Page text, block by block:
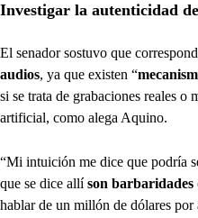
Investigar la autenticidad
El senador sostuvo que
audios, ya que existen “
si se trata de grabaciones reales o
artificial, como alega Aquino.
“Mi intuición me dice que podría
que se dice allíson barbaridades
hablar de un millón de dólares por